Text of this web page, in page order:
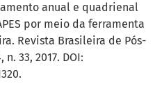
anual e quadrienal
por meio da ferramenta
Revista Brasileira de Pós-
n. 33, 2017. DOI: